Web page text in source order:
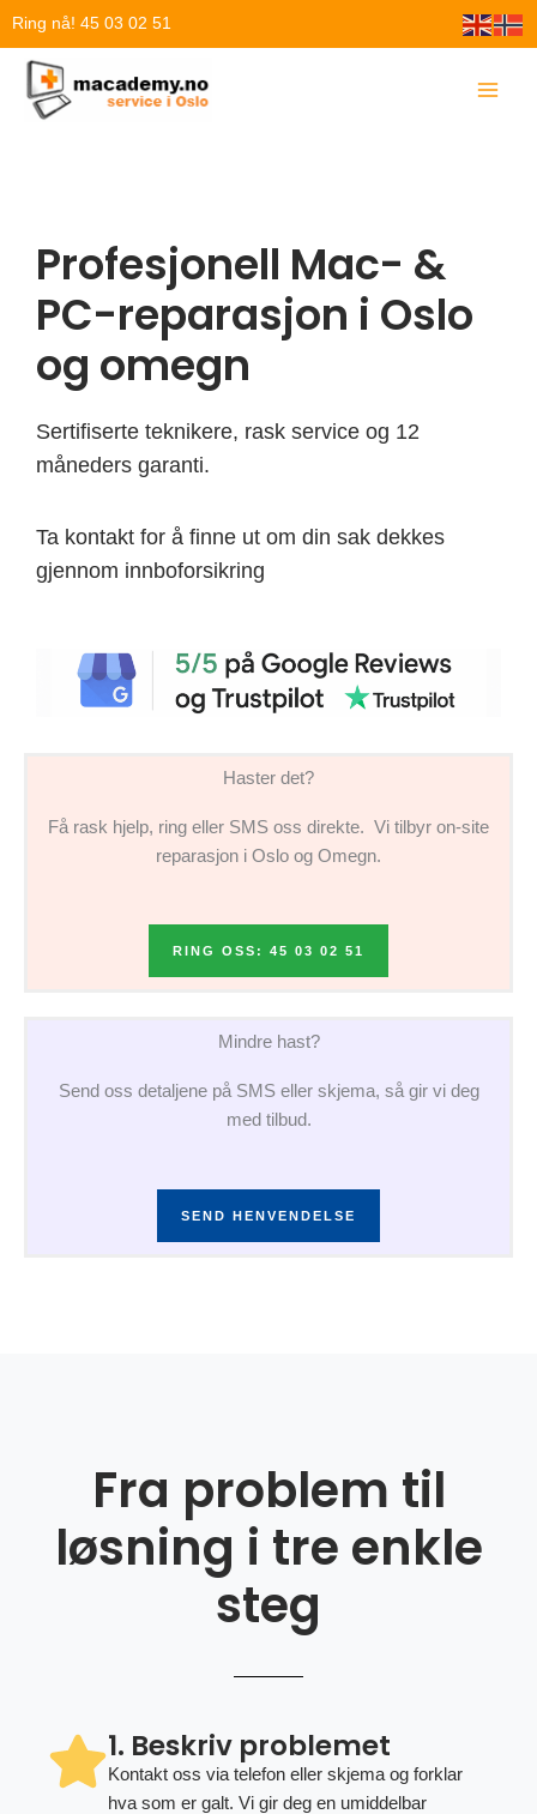
Hopp
innholdet
Ring nå! 45 03 02 51
Profesjonell Mac- &
PC-reparasjon i Oslo
og omegn
Sertifiserte teknikere, rask service og 12
måneders garanti.
Ta kontakt for å finne ut om din sak dekkes
gjennom innboforsikring
Haster det?
Få rask hjelp, ring eller SMS oss direkte. Vi tilbyr on-site
reparasjon i Oslo og Omegn.
RING OSS: 45 03 02 51
Mindre hast?
Send oss detaljene på SMS eller skjema, så gir vi deg
med tilbud.
SEND HENVENDELSE
Fra problem til
løsning i tre enkle
steg
1. Beskriv problemet
Kontakt oss via telefon eller skjema og forklar
hva som er galt. Vi gir deg en umiddelbar